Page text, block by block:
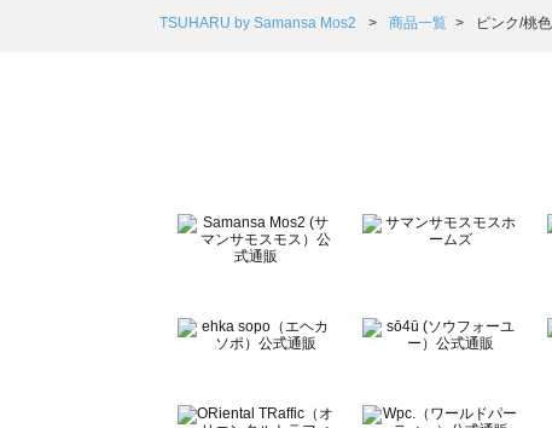
Samansa Mos2 Lagom（サマンサモスモス ラーゴム）の一
BETTY'S BLUE（べティーズブルー）の一覧
Wpc.（ワールドパーティー）の一覧
TSUHARU by Samansa Mos2 商品一覧 ピンク/桃